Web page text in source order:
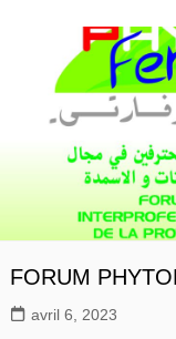
FORUM
avril 6, 2023